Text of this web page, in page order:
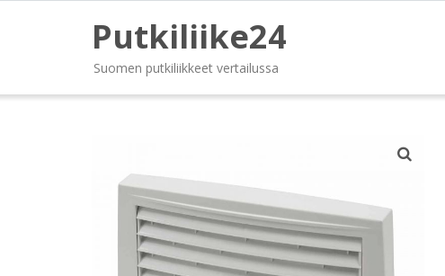
Putkiliike24
Suomen putkiliikkeet vertailussa